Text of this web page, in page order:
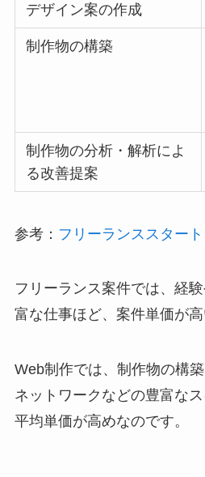
デザイン案の作成
制作物の構築
制作物の分析・解析によ
る改善提案
参考： フリーランススタート
フリーランス案件では、経
富な仕事ほど、案件単価が高
Web制作では、制作物の構
ネットワークなどの豊富なス
平均単価が高めなのです。